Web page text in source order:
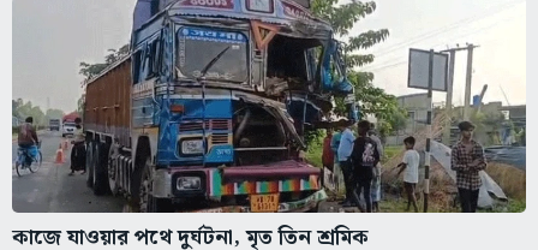
কাজে যাওয়ার পথে দুর্ঘটনা, মৃত তিন শ্রমিক